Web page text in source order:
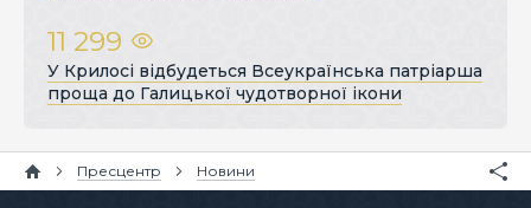
11 299
У Крилосі відбудеться Всеукраїнська патріарша
проща до Галицької чудотворної ікони
Пресцентр Новини